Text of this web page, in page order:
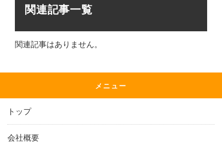
関連記事一覧
関連記事はありません。
メニュー
トップ
会社概要